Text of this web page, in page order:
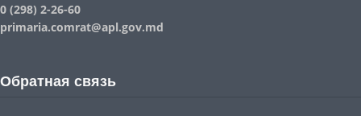
0 (298) 2-26-60
primaria.comrat@apl.gov.md
Обратная связь